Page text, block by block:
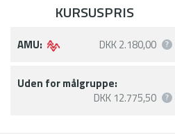
KURSUSPRIS
AMU: DKK 2.180,00
Uden for målgruppe:
DKK 12.775,50